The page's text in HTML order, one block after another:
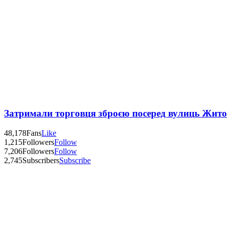
Затримали торговця зброєю посеред вулиць
48,178FansLike
1,215FollowersFollow
7,206FollowersFollow
2,745SubscribersSubscribe